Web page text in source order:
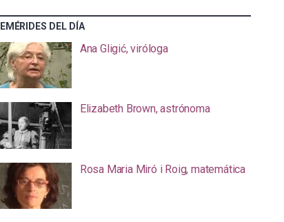
DEL DÍA
Ana Gligić, viróloga
Elizabeth Brown, astrónoma
Rosa Maria Miró i Roig, matemática